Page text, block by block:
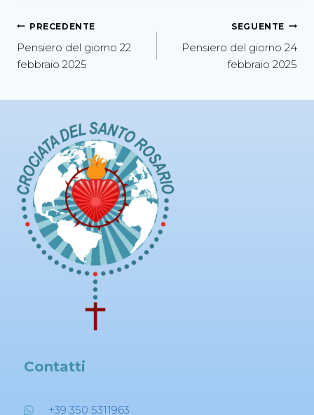
PRECEDENTE
Pensiero del giorno 22
febbraio 2025
SEGUENTE
Pensiero del giorno 24
febbraio 2025
Contatti
+39 350 5311963